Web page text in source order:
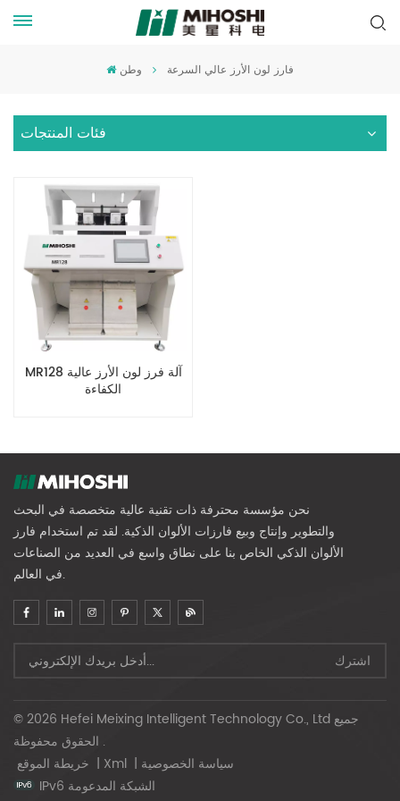
وطن فارز لون الأرز عالي السرعة
فئات المنتجات
MR128 آلة فرز لون الأرز عالية
الكفاءة
نحن مؤسسة محترفة ذات تقنية عالية متخصصة في البحث
والتطوير وإنتاج وبيع فارزات الألوان الذكية. لقد تم استخدام فارز
الألوان الذكي الخاص بنا على نطاق واسع في العديد من الصناعات
في العالم.
© 2026 Hefei Meixing Intelligent Technology Co., Ltd جميع
الحقوق محفوظة .
| Xml | سياسة الخصوصية
IPv6 الشبكة المدعومة